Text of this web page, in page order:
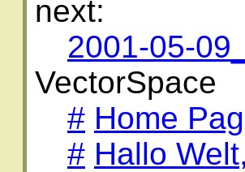
next:
2001-05-
VectorSpace
# Home
# Hallo